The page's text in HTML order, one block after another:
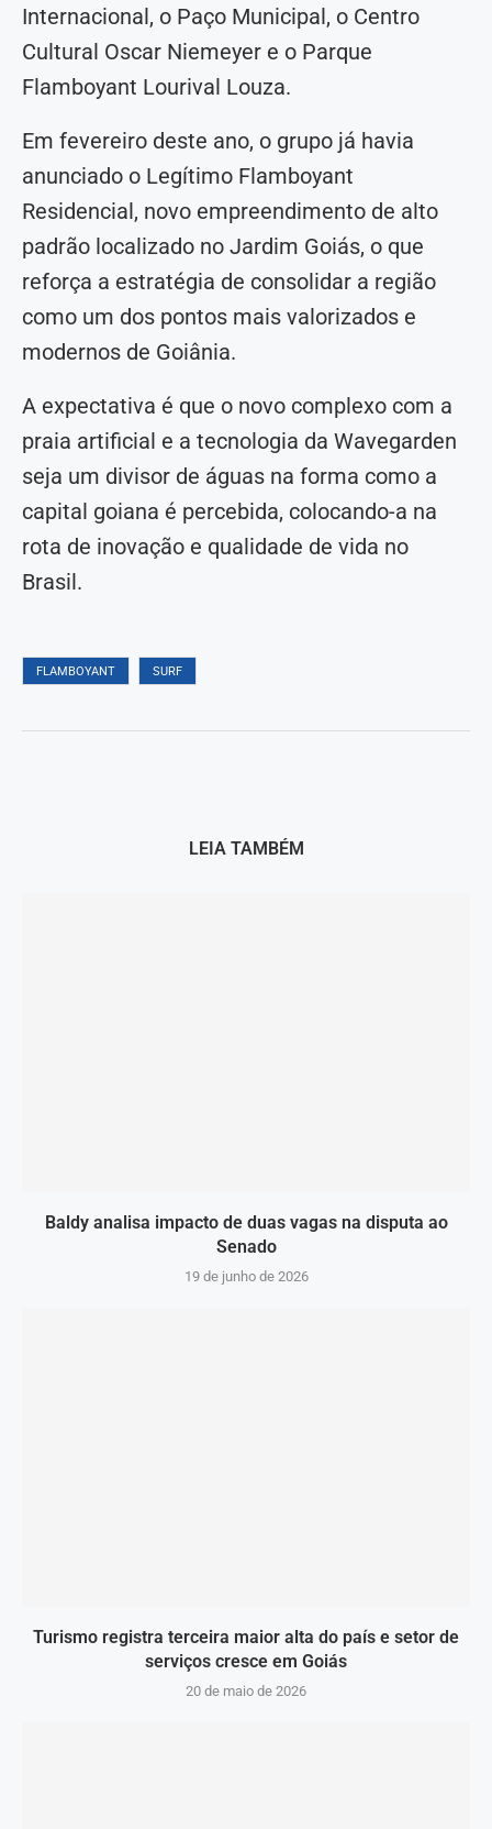
Internacional, o Paço Municipal, o Centro
Cultural Oscar Niemeyer e o Parque
Flamboyant Lourival Louza.
Em fevereiro deste ano, o grupo já havia
anunciado o Legítimo Flamboyant
Residencial, novo empreendimento de alto
padrão localizado no Jardim Goiás, o que
reforça a estratégia de consolidar a região
como um dos pontos mais valorizados e
modernos de Goiânia.
A expectativa é que o novo complexo com a
praia artificial e a tecnologia da Wavegarden
seja um divisor de águas na forma como a
capital goiana é percebida, colocando-a na
rota de inovação e qualidade de vida no
Brasil.
FLAMBOYANT SURF
LEIA TAMBÉM
Baldy analisa impacto de duas vagas na disputa ao
Senado
19 de junho de 2026
Turismo registra terceira maior alta do país e setor de
serviços cresce em Goiás
20 de maio de 2026